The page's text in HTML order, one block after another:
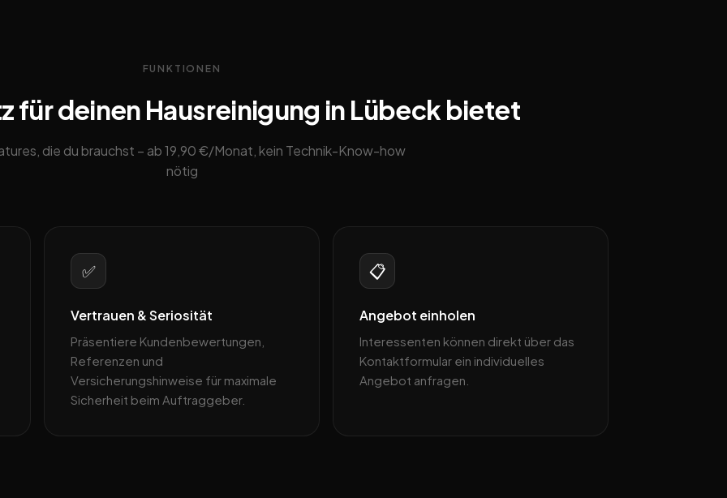
FUNKTIONEN
für deinen Hausreinigung in Lübeck bietet
die du brauchst – ab 19,90 €/Monat, kein Technik-Know-how
nötig
✅
Vertrauen & Seriosität
Präsentiere Kundenbewertungen,
Referenzen und
Versicherungshinweise für maximale
Sicherheit beim Auftraggeber.
📋
Angebot einholen
Interessenten können direkt über das
Kontaktformular ein individuelles
Angebot anfragen.